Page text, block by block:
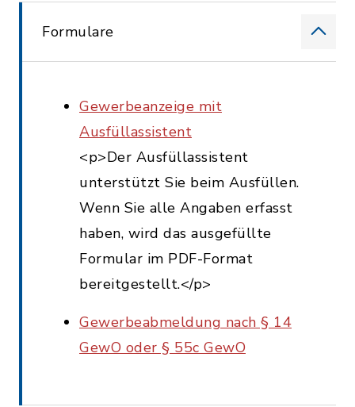
Formulare
Gewerbeanzeige mit
Ausfüllassistent
<p>Der Ausfüllassistent
unterstützt Sie beim Ausfüllen.
Wenn Sie alle Angaben erfasst
haben, wird das ausgefüllte
Formular im PDF-Format
bereitgestellt.</p>
Gewerbeabmeldung nach § 14
GewO oder § 55c GewO